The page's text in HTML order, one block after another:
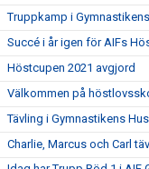
Truppkamp i
Succé i år igen för AIFs
Höstcupen 2021 avgjord
Välkommen på
Tävling i Gymnastikens
Charlie, Marcus och Carl